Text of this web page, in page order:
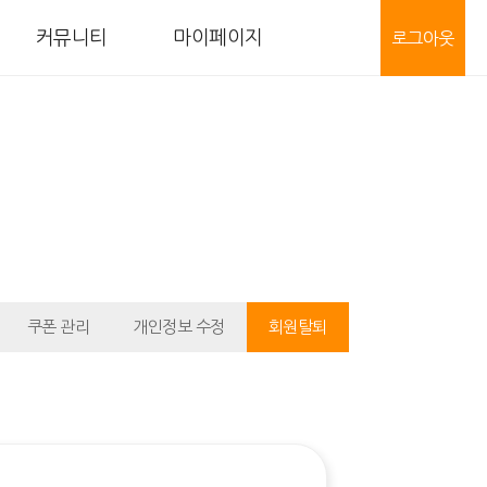
커뮤니티 마이페이지 로그아웃
쿠폰 관리 개인정보 수정 회원탈퇴